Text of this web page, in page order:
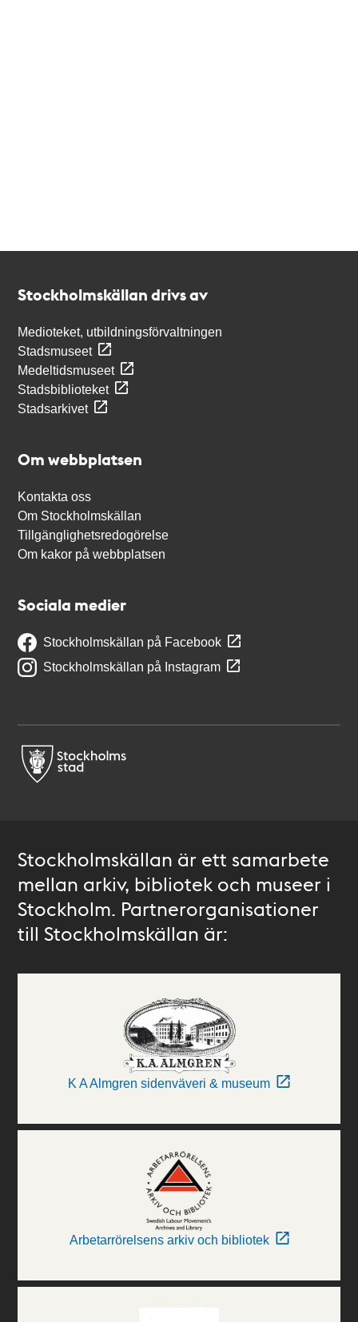
Stockholmskällan drivs av
Medioteket, utbildningsförvaltningen
Stadsmuseet
Medeltidsmuseet
Stadsbiblioteket
Stadsarkivet
Om webbplatsen
Kontakta oss
Om Stockholmskällan
Tillgänglighetsredogörelse
Om kakor på webbplatsen
Sociala medier
Stockholmskällan på Facebook
Stockholmskällan på Instagram
Stockholmskällan är ett samarbete
mellan arkiv, bibliotek och museer i
Stockholm. Partnerorganisationer
till Stockholmskällan är:
K A Almgren sidenväveri & museum
Arbetarrörelsens arkiv och bibliotek